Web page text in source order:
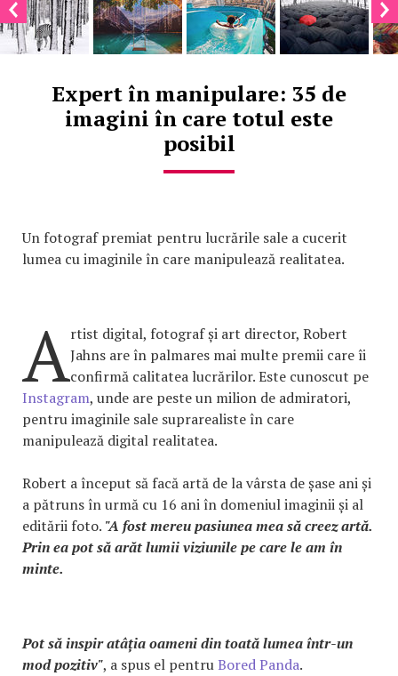
Expert în manipulare: 35 de
imagini în care totul este
posibil
Un fotograf premiat pentru lucrările sale a cucerit
lumea cu imaginile în care manipulează realitatea.
Artist digital, fotograf și art director, Robert
Jahns are în palmares mai multe premii care îi
confirmă calitatea lucrărilor. Este cunoscut pe
Instagram, unde are peste un milion de admiratori,
pentru imaginile sale suprarealiste în care
manipulează digital realitatea.
Robert a început să facă artă de la vârsta de șase ani și
a pătruns în urmă cu 16 ani în domeniul imaginii și al
editării foto. "A fost mereu pasiunea mea să creez artă.
Prin ea pot să arăt lumii viziunile pe care le am în
minte.
Pot să inspir atâția oameni din toată lumea într-un
mod pozitiv", a spus el pentruBored Panda.